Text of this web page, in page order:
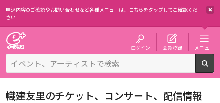
申込内容のご確認やお問い合わせなど各種メニューは、 こちらをタップしてご確認くだ
さい
ログイン 会員登録 メニュー
幟建友里のチケット、コンサート、配信情報